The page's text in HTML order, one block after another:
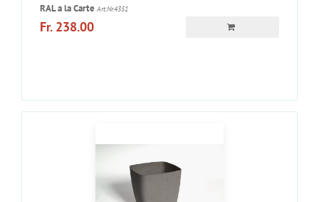
RAL a la Carte Art.Nr.4351
Fr. 238.00